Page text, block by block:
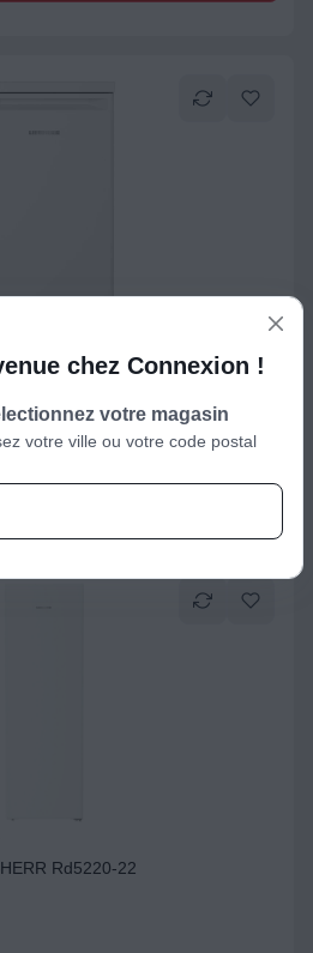
TK12Ve00
au panier
Rd5220-22
chez Connexion !
votre magasin
votre ville ou votre code postal